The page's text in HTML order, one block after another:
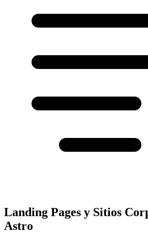
Landing Pages y Sitios
Astro